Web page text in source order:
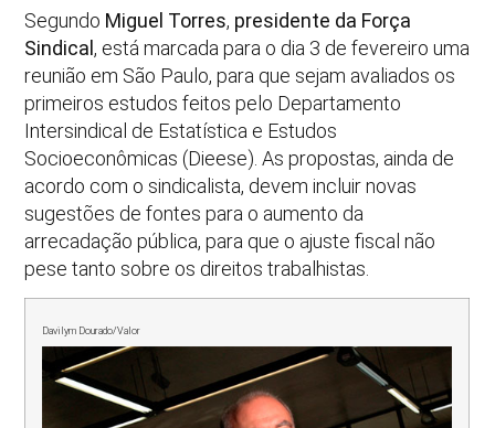
Segundo Miguel Torres, presidente da Força
Sindical, está marcada para o dia 3 de fevereiro uma
reunião em São Paulo, para que sejam avaliados os
primeiros estudos feitos pelo Departamento
Intersindical de Estatística e Estudos
Socioeconômicas (Dieese). As propostas, ainda de
acordo com o sindicalista, devem incluir novas
sugestões de fontes para o aumento da
arrecadação pública, para que o ajuste fiscal não
pese tanto sobre os direitos trabalhistas.
Davilym Dourado/Valor